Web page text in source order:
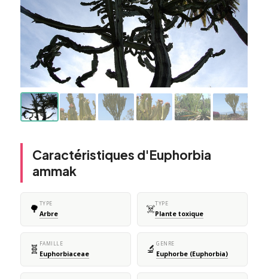
Caractéristiques d'Euphorbia
ammak
🌳 TYPE
Arbre ☠️TYPE
Plante toxique
🧬 FAMILLE
Euphorbiaceae 🔬 GENRE
Euphorbe (Euphorbia)